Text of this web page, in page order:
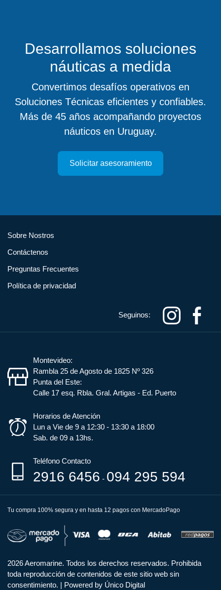
Desarrollamos soluciones
náuticas a medida
Convertimos desafíos operativos en
Soluciones Técnicas eficientes y confiables.
Más de 45 años acompañando proyectos
náuticos en Uruguay.
Solicitar asesoramiento
Sobre Nostros
Contáctenos
Preguntas Frecuentes
Política de privacidad
Seguinos:
Montevideo:
Rambla 25 de Agosto de 1825 Nº 326
Punta del Este:
Calle 17 esq. Rbla. Gral. Artigas - Ed. Puerto
Horarios de Atención
Lun a Vie de 9 a 12:30 - 13:30 a 18:00
Sab. de 09 a 13hs.
Teléfono Contacto
2916 6456 - 094 295 594
Tu compra 100% segura y en hasta 12 pagos con MercadoPago
2026 Aeromarine. Todos los derechos reservados. Prohibida
toda reproducción de contenidos de este sitio web sin
consentimiento. | Powered by Único Digital